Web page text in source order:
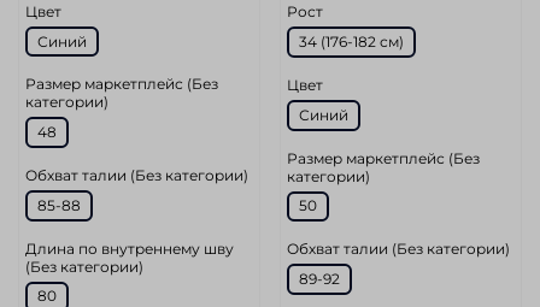
Цвет
Синий
Размер маркетплейс (Без
категории)
48
Обхват талии (Без категории)
85-88
Длина по внутреннему шву
(Без категории)
80
Рост
34 (176-182 см)
Цвет
Синий
Размер маркетплейс (Без
категории)
50
Обхват талии (Без категории)
89-92